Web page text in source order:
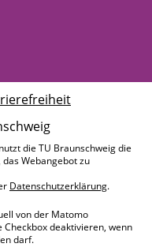
die TU Braunschweig die
Webangebot zu
Datenschutzerklärung.
von der Matomo
deaktivieren, wenn
darf.